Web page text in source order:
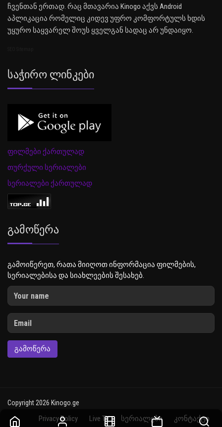
ჩვენთან ერთად. რაც მთავარია Kinogo აქვს Android
აპლიკაცია რომელიც კიდევ უფრო კომფორტულს ხდის
უყურო საყვარელ შოუს ყველგან სადაც არ უნდაიყო.
Საჭირო Ლინკები
ფილმები ქართულად
თურქული სერიალები
სერიალები ქართულად
Გამოწერა
გამოიწერეთ, რათა მიიღოთ ინფორმაცია ფილმების,
სერიალებისა და სიახლეების შესახებ.
ᲒᲐᲛᲝᲬᲔᲠᲐ
Copyright 2026 Kinogo.ge
Privacy Policy Live TV სერიალები კონტაქტი